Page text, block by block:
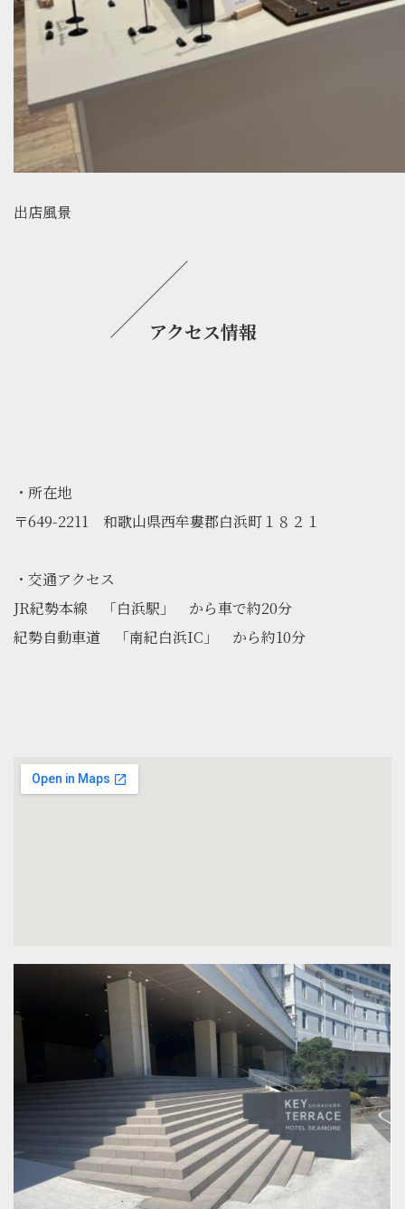
出店風景
アクセス情報
・所在地
〒649-2211 和歌山県西牟婁郡白浜町１８２１
・交通アクセス
JR紀勢本線 「白浜駅」 から車で約20分
紀勢自動車道 「南紀白浜IC」 から約10分